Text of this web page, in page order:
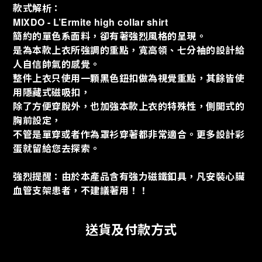
款式解析：
MIXDO - L’Ermite high collar shirt
簡約的單色系面料，卻有著強烈風格的呈現。
是為本款上衣所強調的重點，寬高領、七分袖的設計給
人自信帥氣的感覺。
整件上衣只使用一顆黑色鈕扣做為視覺重點，其餘皆使
用隱藏式磁吸扣，
除了方便穿脫外，也加強本款上衣的特殊性，側開式的
胸前設定，
不管是單穿或者作為罩衫穿著都非常適合。更多設計彩
蛋就留給您去探索。
強烈提醒：由於本產品含有強力磁鐵釦具，凡安裝心臟
血管支架患者，不建議著用！！
送貨及付款方式